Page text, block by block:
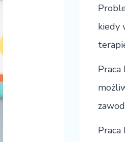
kiedy